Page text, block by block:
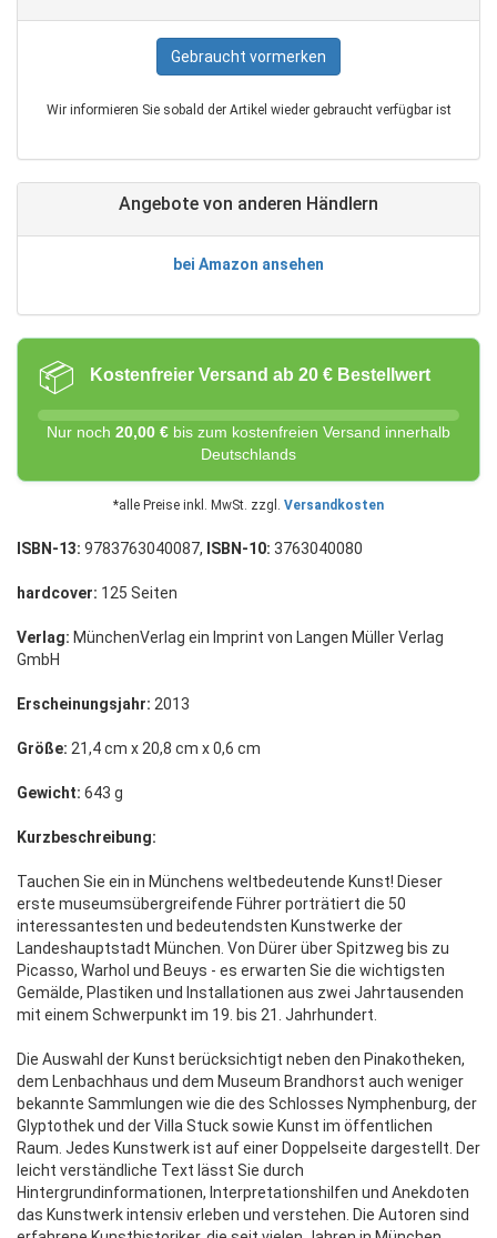
Gebraucht vormerken
Wir informieren Sie sobald der Artikel wieder gebraucht verfügbar ist
Angebote von anderen Händlern
bei Amazon ansehen
📦 Kostenfreier Versand ab 20 € Bestellwert
Nur noch 20,00 € bis zum kostenfreien Versand innerhalb
Deutschlands
*alle Preise inkl. MwSt. zzgl. Versandkosten
ISBN-13: 9783763040087, ISBN-10: 3763040080
hardcover: 125 Seiten
Verlag: MünchenVerlag ein Imprint von Langen Müller Verlag
GmbH
Erscheinungsjahr: 2013
Größe: 21,4 cm x 20,8 cm x 0,6 cm
Gewicht: 643 g
Kurzbeschreibung:
Tauchen Sie ein in Münchens weltbedeutende Kunst! Dieser
erste museumsübergreifende Führer porträtiert die 50
interessantesten und bedeutendsten Kunstwerke der
Landeshauptstadt München. Von Dürer über Spitzweg bis zu
Picasso, Warhol und Beuys - es erwarten Sie die wichtigsten
Gemälde, Plastiken und Installationen aus zwei Jahrtausenden
mit einem Schwerpunkt im 19. bis 21. Jahrhundert.
Die Auswahl der Kunst berücksichtigt neben den Pinakotheken,
dem Lenbachhaus und dem Museum Brandhorst auch weniger
bekannte Sammlungen wie die des Schlosses Nymphenburg, der
Glyptothek und der Villa Stuck sowie Kunst im öffentlichen
Raum. Jedes Kunstwerk ist auf einer Doppelseite dargestellt. Der
leicht verständliche Text lässt Sie durch
Hintergrundinformationen, Interpretationshilfen und Anekdoten
das Kunstwerk intensiv erleben und verstehen. Die Autoren sind